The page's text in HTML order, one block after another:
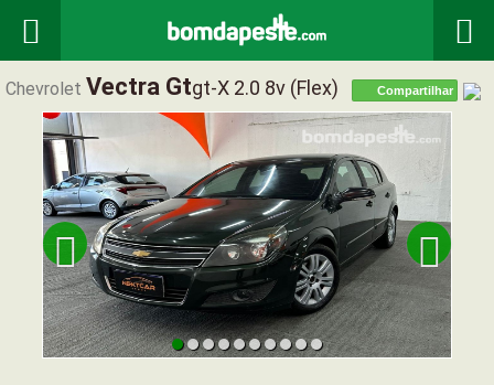
 
Chevrolet Vectra GtGt-X 2.0 8v (flex) Compartilhar
 